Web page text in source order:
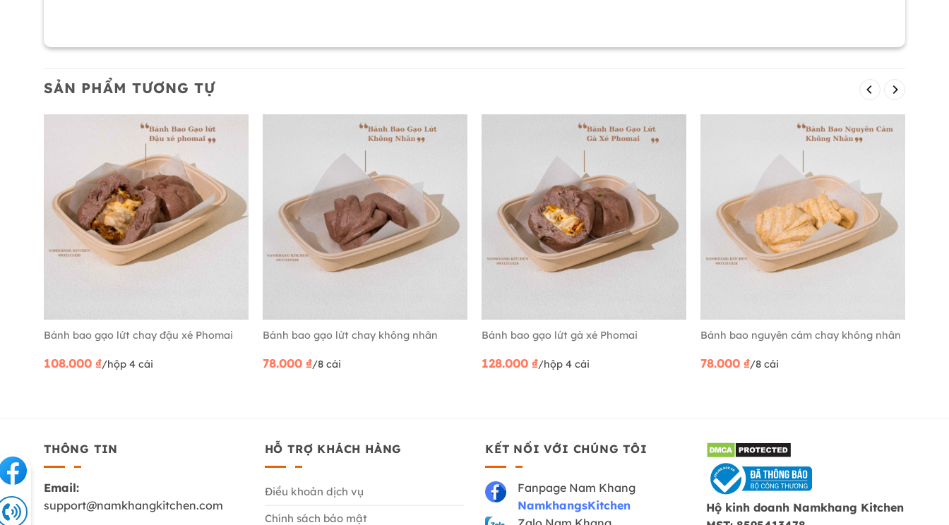
SẢN PHẨM TƯƠNG TỰ
Bánh bao gạo lứt chay đậu xé Phomai
108.000 ₫/hộp 4 cái
Bánh bao gạo lứt chay không nhân
78.000 ₫/8 cái
Bánh bao gạo lứt gà xé Phomai
128.000 ₫/hộp 4 cái
Bánh bao nguyên cám chay không nhân
78.000 ₫/8 cái
THÔNG TIN
Email:
support@namkhangkitchen.com
HỖ TRỢ KHÁCH HÀNG
Điều khoản dịch vụ
Chính sách bảo mật
KẾT NỐI VỚI CHÚNG TÔI
Fanpage Nam Khang
NamkhangsKitchen
Hộ kinh doanh Namkhang Kitchen